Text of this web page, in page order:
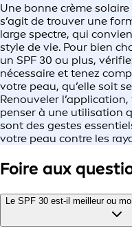
Une bonne crème solaire
s’agit de trouver une
large spectre, qui
style de vie. Pour bien
un SPF 30 ou plus,
nécessaire et tenez
votre peau, qu’elle soit
Renouveler
penser à une utilisation
sont des gestes
votre peau contre les
Foire aux
Le SPF 30 est‑il meilleur ou